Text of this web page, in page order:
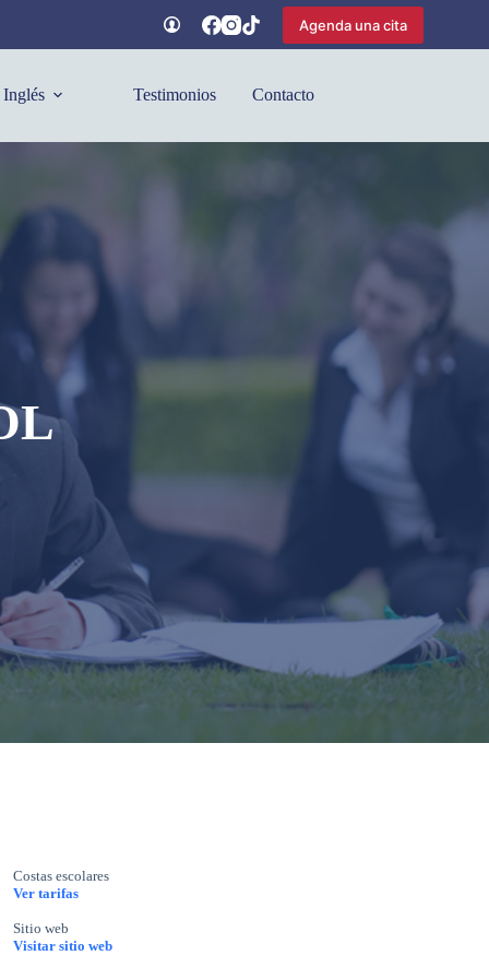
Agenda una cita
Inglés Testimonios Contacto
Costas escolares
Ver tarifas
Sitio web
Visitar sitio web